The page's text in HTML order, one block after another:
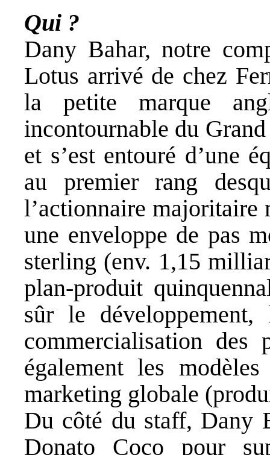
Qui ?
Dany Bahar, notre
Lotus arrivé de chez
la petite marque
incontournable du
et s’est entouré d’une
au premier rang
l’actionnaire majoritaire
une enveloppe de pas
sterling (env. 1,15
plan-produit
sûr le
commercialisation des
également les
marketing globale
Du côté du staff, Dany
Donato Coco pour